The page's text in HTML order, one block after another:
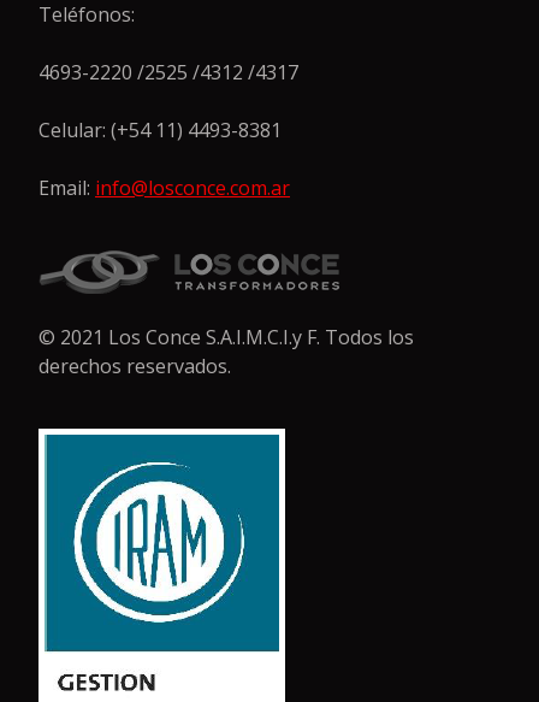
Teléfonos:
4693-2220 /2525 /4312 /4317
Celular: (+54 11) 4493-8381
Email: info@losconce.com.ar
© 2021 Los Conce S.A.I.M.C.I.y F. Todos los
derechos reservados.